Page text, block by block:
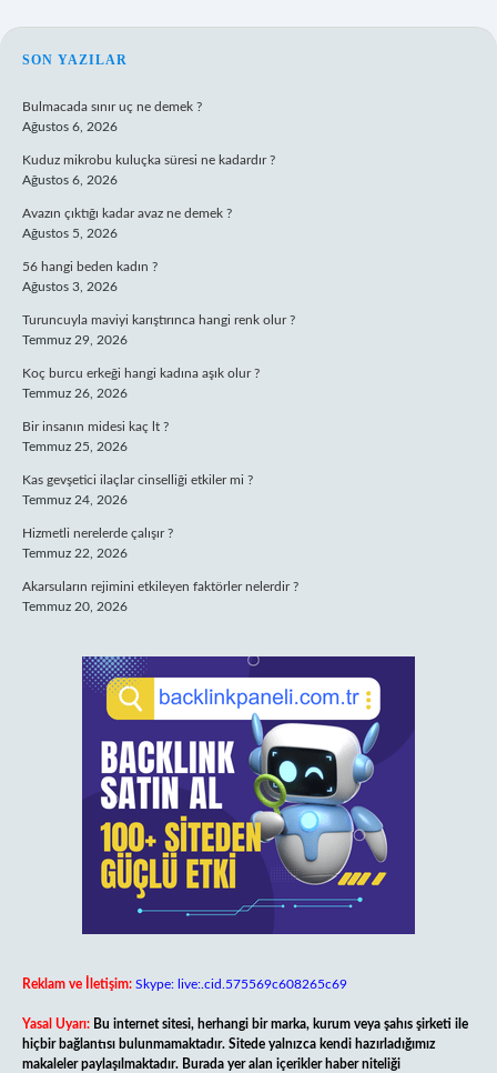
SIDEBAR
SON YAZILAR
Bulmacada sınır uç ne demek ?
Ağustos 6, 2026
Kuduz mikrobu kuluçka süresi ne kadardır ?
Ağustos 6, 2026
Avazın çıktığı kadar avaz ne demek ?
Ağustos 5, 2026
56 hangi beden kadın ?
Ağustos 3, 2026
Turuncuyla maviyi karıştırınca hangi renk olur ?
Temmuz 29, 2026
Koç burcu erkeği hangi kadına aşık olur ?
Temmuz 26, 2026
Bir insanın midesi kaç lt ?
Temmuz 25, 2026
Kas gevşetici ilaçlar cinselliği etkiler mi ?
Temmuz 24, 2026
Hizmetli nerelerde çalışır ?
Temmuz 22, 2026
Akarsuların rejimini etkileyen faktörler nelerdir ?
Temmuz 20, 2026
Reklam ve İletişim: Skype: live:.cid.575569c608265c69
Yasal Uyarı: Bu internet sitesi, herhangi bir marka, kurum veya şahıs şirketi ile
hiçbir bağlantısı bulunmamaktadır. Sitede yalnızca kendi hazırladığımız
makaleler paylaşılmaktadır. Burada yer alan içerikler haber niteliği